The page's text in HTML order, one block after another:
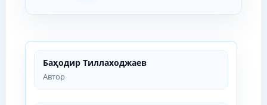
Баҳодир Тиллаходжаев
Автор